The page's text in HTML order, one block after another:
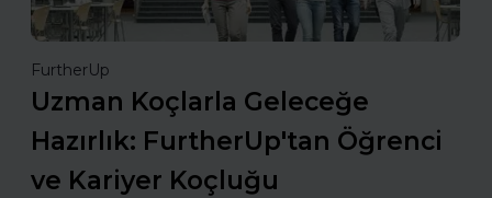
FurtherUp
Uzman Koçlarla Geleceğe
Hazırlık: FurtherUp'tan Öğrenci
ve Kariyer Koçluğu